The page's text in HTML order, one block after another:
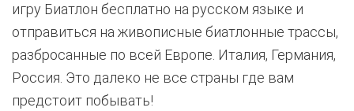
игру Биатлон бесплатно на русском языке и
отправиться на живописные биатлонные трассы,
разбросанные по всей Европе. Италия, Германия,
Россия. Это далеко не все страны где вам
предстоит побывать!